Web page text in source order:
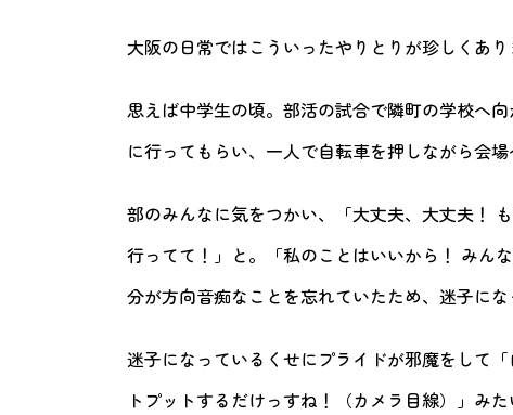
大阪の日常ではこういったやりとりが珍しくあり
思えば中学生の頃。部活の試合で隣町の学校へ
に行ってもらい、一人で自転車を押しながら会場
部のみんなに気をつかい、「大丈夫、大丈夫！
行ってて！」と。「私のことはいいから！ みん
分が方向音痴なことを忘れていたため、迷子にな
迷子になっているくせにプライドが邪魔をして
トプットするだけっすね！（カメラ目線）」み